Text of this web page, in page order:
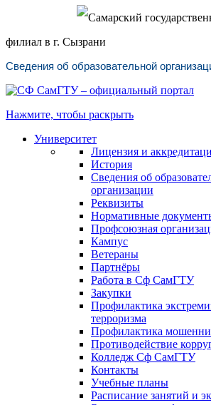
Самарский
филиал в г. Сызрани
Сведения об образовательной
Нажмите, чтобы раскрыть
Университет
Лицензия и
История
Сведения об
организации
Реквизиты
Нормативные
Профсоюзная
Кампус
Ветераны
Партнёры
Работа в Сф СамГТУ
Закупки
Профилактика
терроризма
Профилактика
Противодействие
Колледж Сф СамГТУ
Контакты
Учебные планы
Расписание занятий и